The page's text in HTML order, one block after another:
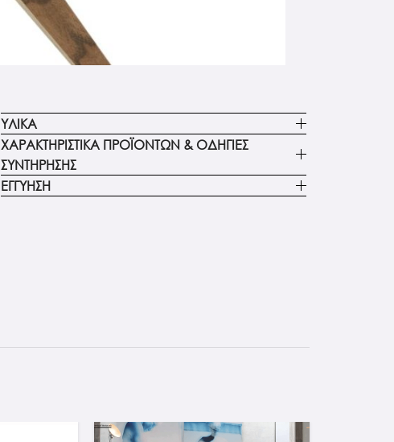
ΥΛΙΚΑ
ΧΑΡΑΚΤΗΡΙΣΤΙΚΑ ΠΡΟΪΟΝΤΩΝ & ΟΔΗΓΙΕΣ
ΣΥΝΤΗΡΗΣΗΣ
ΕΓΓΥΗΣΗ